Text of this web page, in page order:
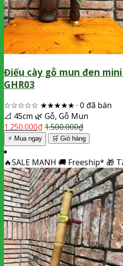
Điếu cày gỗ mun đen
GHR03
☆☆☆☆☆ ★★★★★ · 0 đã bán
📐 45cm 🌿 Gỗ, Gỗ Mun
1.250.000₫1.500.000₫
⚡ Mua ngay 🛒 Giỏ hàng
🔥SALE MẠNH 🚚 Freeship* 🎁